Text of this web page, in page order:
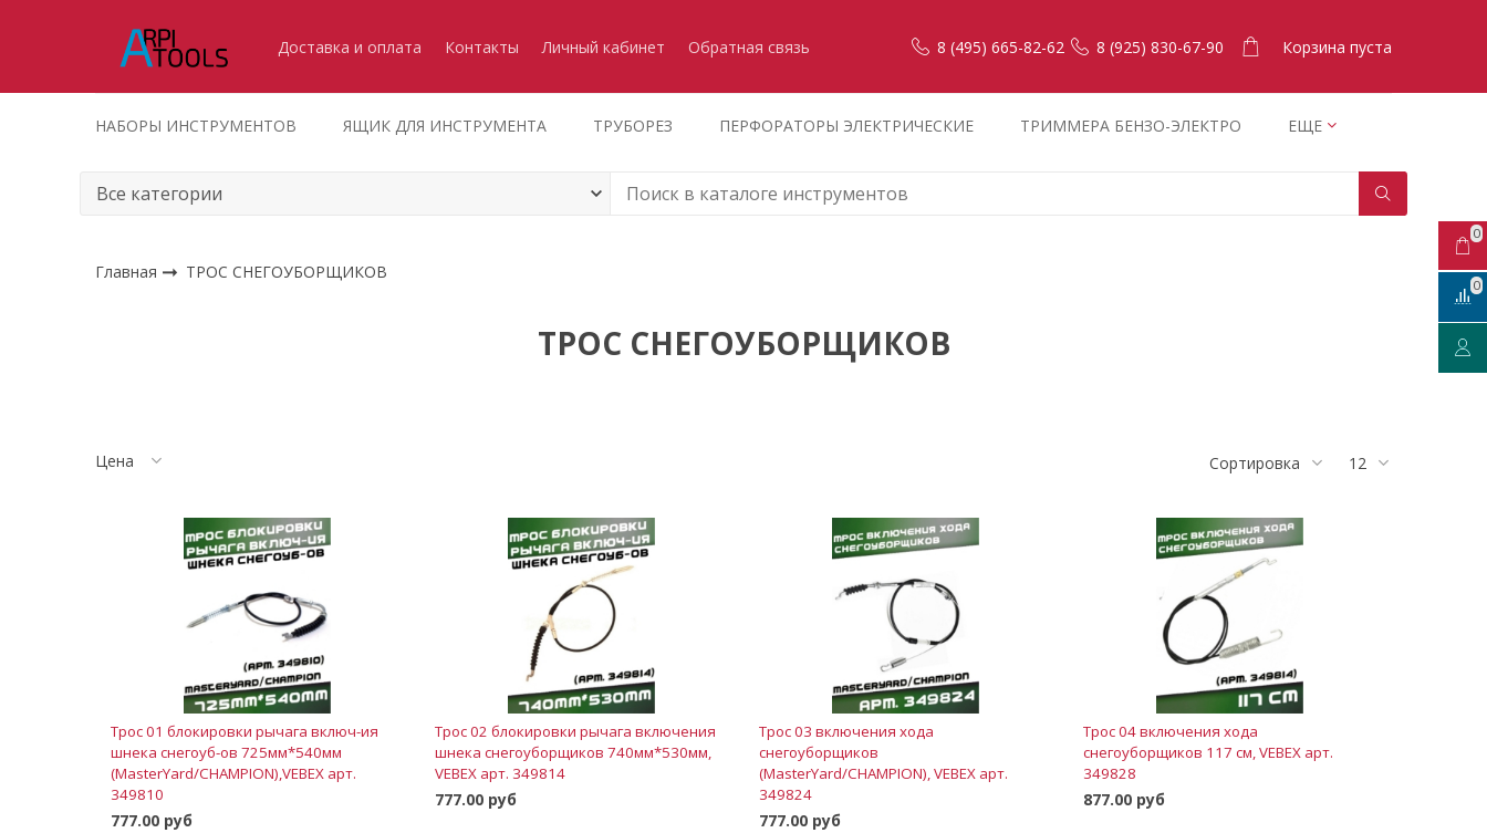
8 (495) 665-82-62 8 (925) 830-67-90
Доставка и оплата Контакты Личный кабинет Обратная связь Корзина пуста
НАБОРЫ ИНСТРУМЕНТОВ ЯЩИК ДЛЯ ИНСТРУМЕНТА ТРУБОРЕЗ ПЕРФОРАТОРЫ ЭЛЕКТРИЧЕСКИЕ ТРИММЕРА БЕНЗО-ЭЛЕКТРО ЕЩЕ
Главная ТРОС СНЕГОУБОРЩИКОВ
ТРОС СНЕГОУБОРЩИКОВ
Цена Сортировка 12
Трос 01 блокировки рычага включ-ия
шнека снегоуб-ов 725мм*540мм
(MasterYard/CHAMPION),VEBEX арт.
349810
777.00 руб
Трос 02 блокировки рычага включения
шнека снегоуборщиков 740мм*530мм,
VEBEX арт. 349814
777.00 руб
Трос 03 включения хода
снегоуборщиков
(MasterYard/CHAMPION), VEBEX арт.
349824
777.00 руб
Трос 04 включения хода
снегоуборщиков 117 см, VEBEX арт.
349828
877.00 руб
0
0